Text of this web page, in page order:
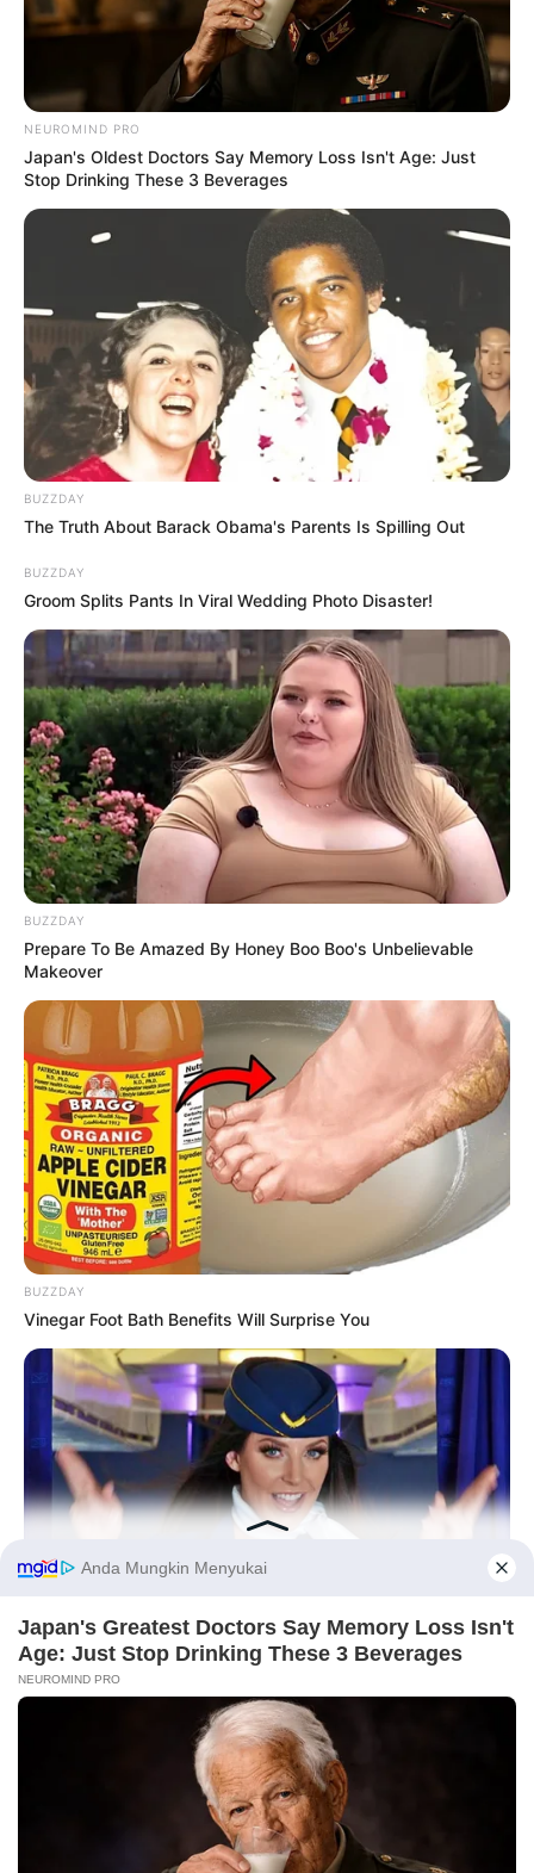
Serem! 9 Chat Ojek Online &
Pelanggan Ini Bikin Auto
Merinding
Bikin Ngakak, 10 Potret
Cosplay Murah Pakai Bahan
Seadanya
Anti Mainstream, 10 Cara
Membawa Barang Belanjaan
Versi Warga Thailand
Langka Banget! 10 Pose Lucu
Katak yang Bikin Ketawa
Gemes
Ambyar! 10 Kalimat Baper
Pakai Bahasa Jawa Ini Bikin
Galau Abis
Fail! 10 Potret Makanan Gagal
Dimasak yang Bikin Kamu
NEUROMIND PRO
Japan's Oldest Doctors Say Memory Loss Isn't Age: Just
Stop Drinking These 3 Beverages
BUZZDAY
The Truth About Barack Obama's Parents Is Spilling Out
BUZZDAY
Groom Splits Pants In Viral Wedding Photo Disaster!
BUZZDAY
Prepare To Be Amazed By Honey Boo Boo's Unbelievable
Makeover
BUZZDAY
Vinegar Foot Bath Benefits Will Surprise You
OHI BLOG
Incredible Airport Moments That Will Leave You Speechless
Before You Go